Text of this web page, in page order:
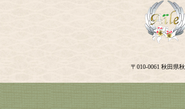
〒010-0061 秋田県